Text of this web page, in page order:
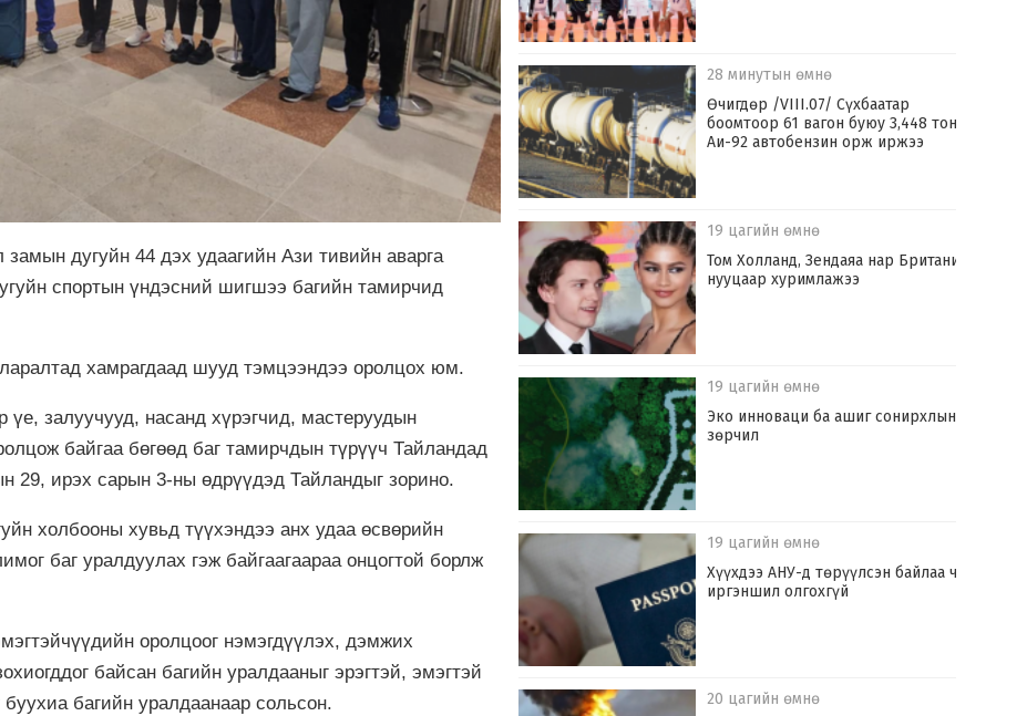
дугуйн 44 дэх удаагийн Ази тивийн аварга
спортын үндэсний шигшээ багийн тамирчид
хамрагдаад шууд тэмцээндээ оролцох юм.
залуучууд, насанд хүрэгчид, мастеруудын
байгаа бөгөөд баг тамирчдын түрүүч Тайландад
29, ирэх сарын 3-ны өдрүүдэд Тайландыг зорино.
холбооны хувьд түүхэндээ анх удаа өсвөрийн
баг уралдуулах гэж байгаагаараа онцогтой борлж
оролцоог нэмэгдүүлэх, дэмжих
байсан багийн уралдааныг эрэгтэй, эмэгтэй
багийн уралдаанаар сольсон.
28 минутын өмнө
Өчигдөр /VIII.07/ Сүхбаатар
боомтоор 61 вагон буюу 3,448 тонн
Аи-92 автобензин орж иржээ
19 цагийн өмнө
Том Холланд, Зендаяа нар Британид
нууцаар хуримлажээ
19 цагийн өмнө
Эко инноваци ба ашиг сонирхлын
зөрчил
19 цагийн өмнө
Хүүхдээ АНУ-д төрүүлсэн байлаа ч
иргэншил олгохгүй
20 цагийн өмнө